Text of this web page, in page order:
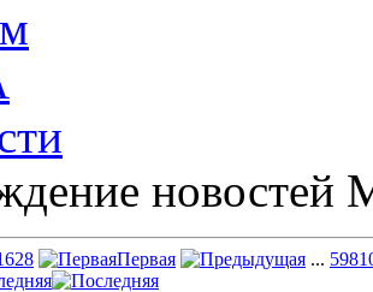
Первая ... 598